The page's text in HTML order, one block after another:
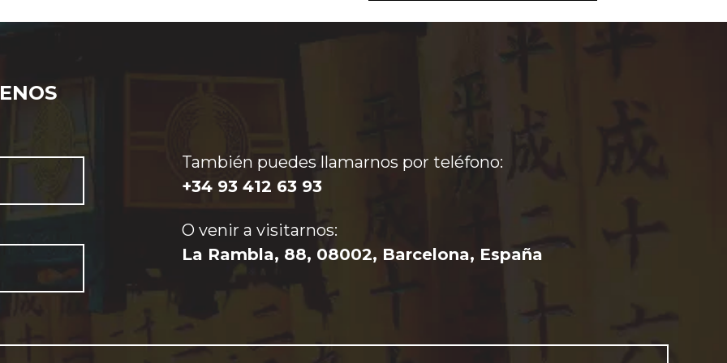
También puedes llamarnos por teléfono:
+34 93 412 63 93
O venir a visitarnos:
La Rambla, 88, 08002, Barcelona, España